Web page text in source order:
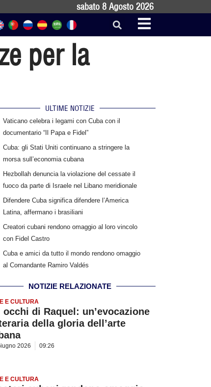
sabato 8 Agosto 2026
per la
ULTIME NOTIZIE
Vaticano celebra i legami con Cuba con il
documentario “Il Papa e Fidel”
Cuba: gli Stati Uniti continuano a stringere la
morsa sull’economia cubana
Hezbollah denuncia la violazione del cessate il
fuoco da parte di Israele nel Libano meridionale
Difendere Cuba significa difendere l’America
Latina, affermano i brasiliani
Creatori cubani rendono omaggio al loro vincolo
con Fidel Castro
Cuba e amici da tutto il mondo rendono omaggio
al Comandante Ramiro Valdés
NOTIZIE RELAZIONATE
E CULTURA
occhi di Raquel: un’evocazione
della gloria dell’arte
2026 09:26
E CULTURA